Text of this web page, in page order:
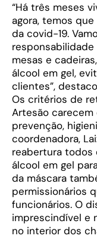
“Há três meses
agora, temos
da covid-19.
responsabilidade
mesas e
álcool em gel,
clientes”,
Os critérios de
Artesão
prevenção,
coordenadora,
reabertura todos
álcool em gel
da máscara
permissionários
funcionários. O
imprescindível e
no interior dos